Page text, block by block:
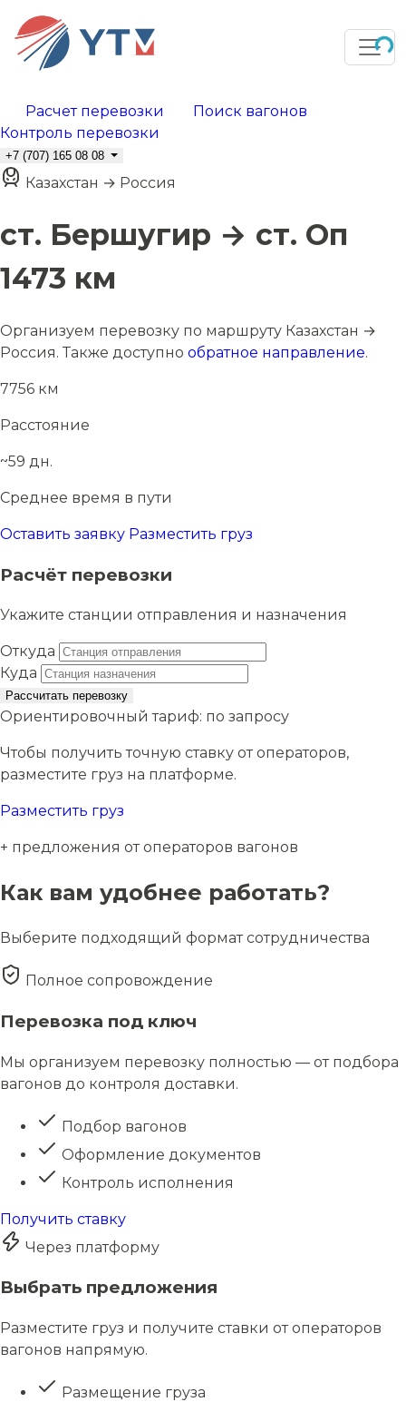
Расчет перевозки
Поиск вагонов
Контроль перевозки
+7 (707) 165 08 08
Казахстан → Россия
ст. Бершугир → ст. Оп
1473 км
Организуем перевозку по маршруту Казахстан →
Россия. Также доступно обратное направление.
7756 км
Расстояние
~59 дн.
Среднее время в пути
Оставить заявку Разместить груз
Расчёт перевозки
Укажите станции отправления и назначения
Откуда
Куда
Рассчитать перевозку
Ориентировочный тариф: по запросу
Чтобы получить точную ставку от операторов,
разместите груз на платформе.
Разместить груз
+ предложения от операторов вагонов
Как вам удобнее работать?
Выберите подходящий формат сотрудничества
Полное сопровождение
Перевозка под ключ
Мы организуем перевозку полностью — от подбора
вагонов до контроля доставки.
Подбор вагонов
Оформление документов
Контроль исполнения
Получить ставку
Через платформу
Выбрать предложения
Разместите груз и получите ставки от операторов
вагонов напрямую.
Размещение груза